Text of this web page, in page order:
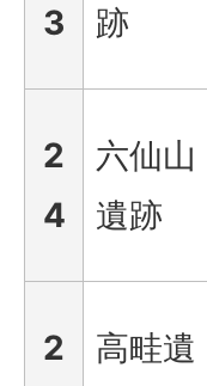
3
跡
2
4
六仙山
遺跡
2
高畦遺